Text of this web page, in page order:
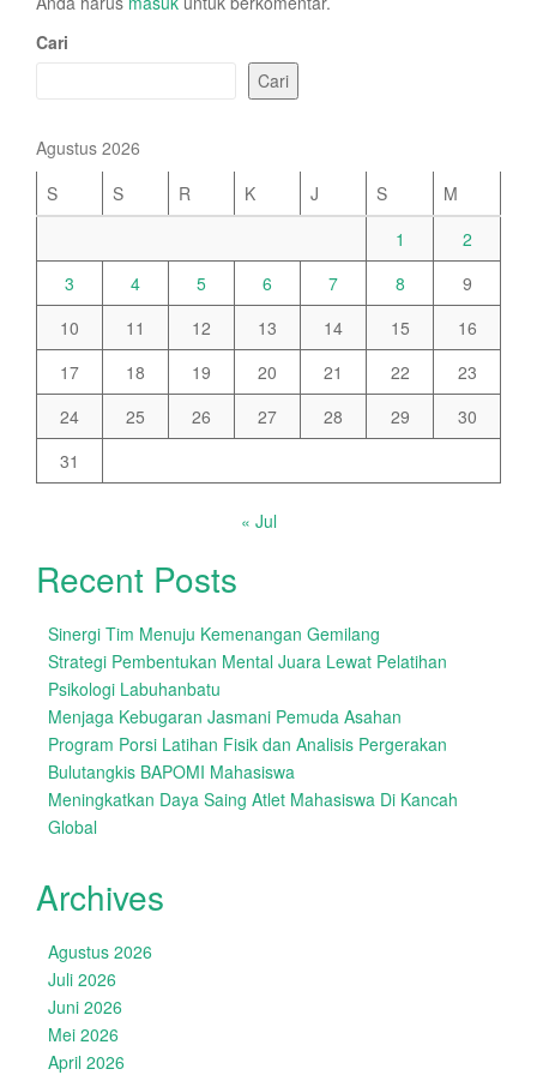
Cari
Cari
Agustus 2026
S
S R K J S
M
1
2
3
4 5 6 7 8
9
10
11 12 13 14 15
16
17
18 19 20 21 22
23
24
25 26 27 28 29
30
31
« Jul
Recent Posts
Sinergi Tim Menuju Kemenangan Gemilang
Strategi Pembentukan Mental Juara Lewat Pelatihan
Psikologi Labuhanbatu
Menjaga Kebugaran Jasmani Pemuda Asahan
Program Porsi Latihan Fisik dan Analisis Pergerakan
Bulutangkis BAPOMI Mahasiswa
Meningkatkan Daya Saing Atlet Mahasiswa Di Kancah
Global
Archives
Agustus 2026
Juli 2026
Juni 2026
Mei 2026
April 2026